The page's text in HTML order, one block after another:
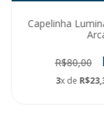
Capelinha
R$80,00
3x de